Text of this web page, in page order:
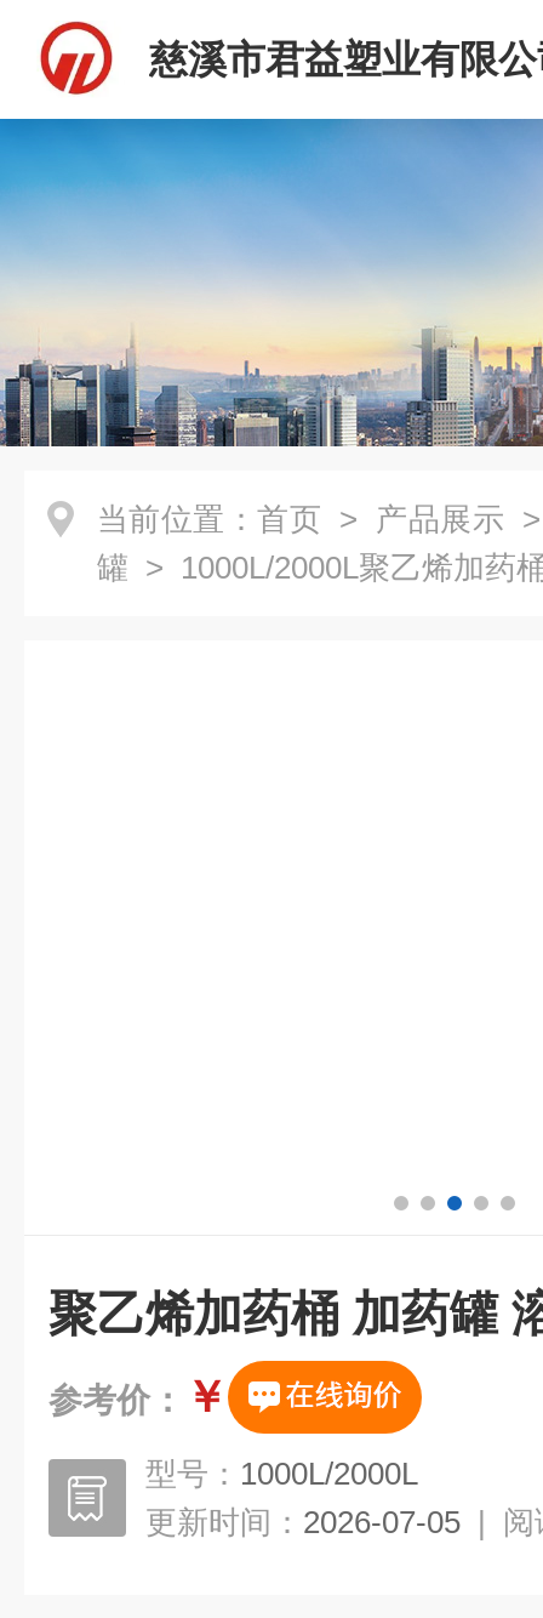
慈溪市君益塑业有限
当前位置： 首页 > 产品展示
罐 > 1000L/2000L聚乙烯加药
聚乙烯加药桶 加药罐
参考价： ￥
型号： 1000L/2000L
更新时间： 2026-07-05 | 阅